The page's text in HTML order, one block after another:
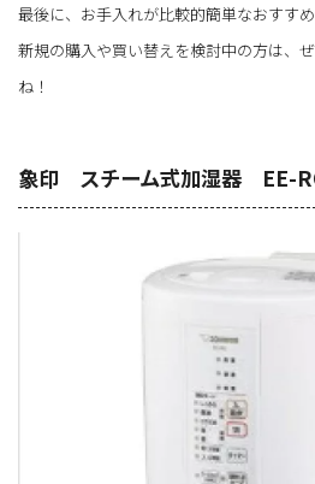
最後に、お手入れが比較的簡単なおすす
新規の購入や買い替えを検討中の方は、
ね！
象印 スチーム式加湿器 EE-